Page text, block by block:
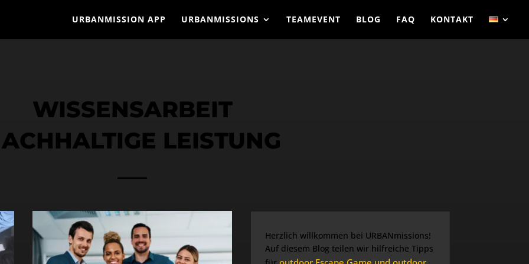
URBANMISSION APP URBANMISSIONS TEAMEVENT BLOG FAQ KONTAKT
WISSENSARBEIT
LEISTUNG
Herzlich willkommen bei URBANmissions!
Auf diesem Blog teilen wir hilfreiche Tipps